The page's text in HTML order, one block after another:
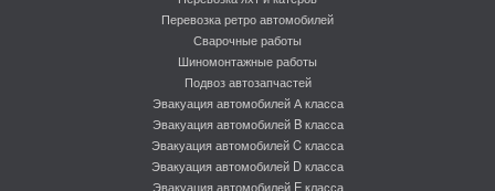
Перевозка ретро автомобилей
Сварочные работы
Шиномонтажные работы
Подвоз автозапчастей
Эвакуация автомобилей А класса
Эвакуация автомобилей B класса
Эвакуация автомобилей C класса
Эвакуация автомобилей D класса
Эвакуация автомобилей E класса